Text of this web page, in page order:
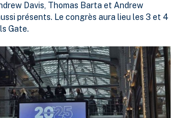
Davis, Thomas Barta et Andrew
présents. Le congrès aura lieu les 3 et 4
Gate.